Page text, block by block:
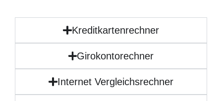
Kreditkartenrechner
Girokontorechner
Internet Vergleichsrechner